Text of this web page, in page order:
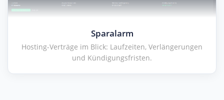
Sparalarm
Hosting-Verträge im Blick: Laufzeiten, Verlängerungen
und Kündigungsfristen.